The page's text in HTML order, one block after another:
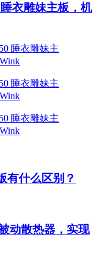
衣雕妹主板，机
有什么区别？
动散热器，实现